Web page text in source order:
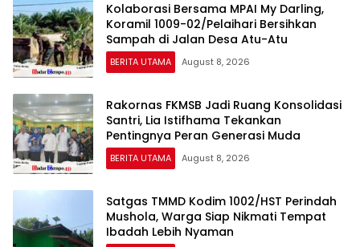
Kolaborasi Bersama MPAI My Darling,
Koramil 1009-02/Pelaihari Bersihkan
Sampah di Jalan Desa Atu-Atu
BERITA UTAMA August 8, 2026
Rakornas FKMSB Jadi Ruang Konsolidasi
Santri, Lia Istifhama Tekankan
Pentingnya Peran Generasi Muda
BERITA UTAMA August 8, 2026
Satgas TMMD Kodim 1002/HST Perindah
Mushola, Warga Siap Nikmati Tempat
Ibadah Lebih Nyaman